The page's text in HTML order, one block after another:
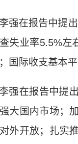
李强在报告中提
失业率5.5%左
国际收支基本
李强在报告中提
大国内市场；
外开放；扎实